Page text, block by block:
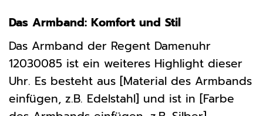
Das Armband: Komfort und Stil
Das Armband der Regent Damenuhr
12030085 ist ein weiteres Highlight dieser
Uhr. Es besteht aus [Material des Armbands
einfügen, z.B. Edelstahl] und ist in [Farbe